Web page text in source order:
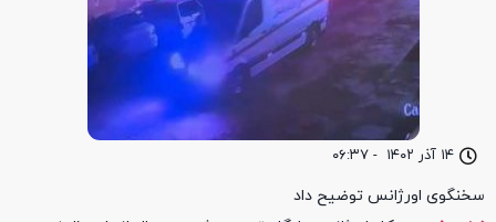
۱۴ آذر ۱۴۰۲ - ۰۶:۳۷
سخنگوی اورژانس توضیح داد